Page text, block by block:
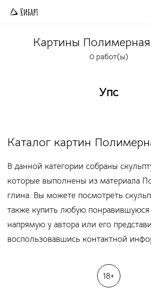
Картины
0 работ(ы)
Упс
Каталог картин
В данной категории собраны
которые выполнены из материала
глина. Вы можете посмотреть
также купить любую понравившуюся
напрямую у автора или его
воспользовавшись контактной
18+